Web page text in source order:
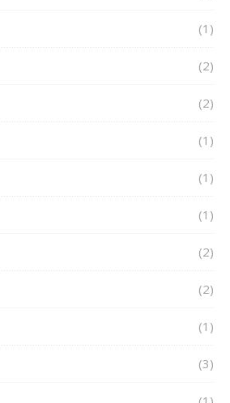
(1)
(2)
(2)
(1)
(1)
(1)
(2)
(2)
(1)
(3)